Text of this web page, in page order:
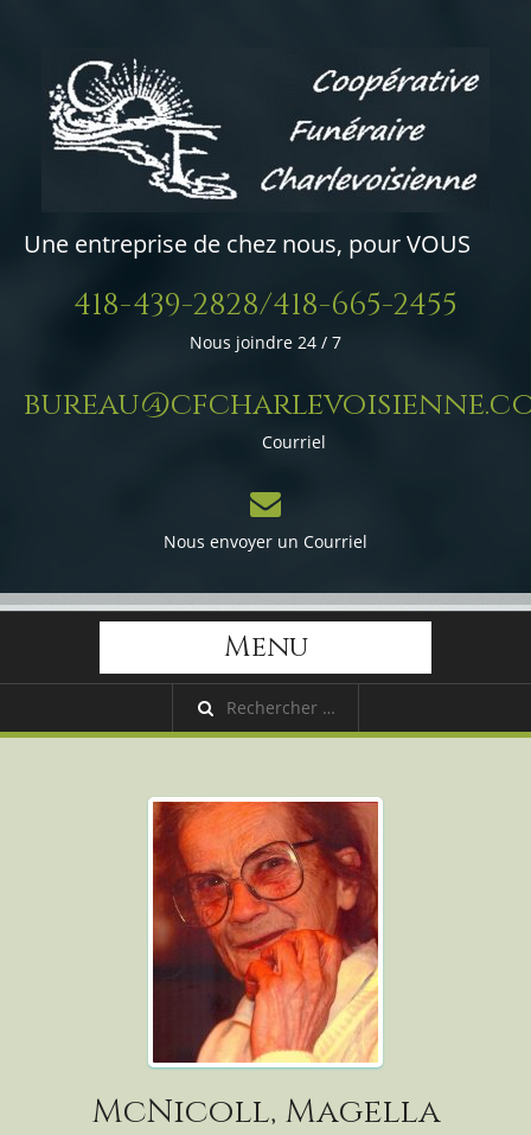
Une entreprise de chez nous, pour VOUS
418-439-2828/418-665-2455
Nous joindre 24 / 7
Courriel
Nous envoyer un Courriel
Menu
McNicoll, Magella